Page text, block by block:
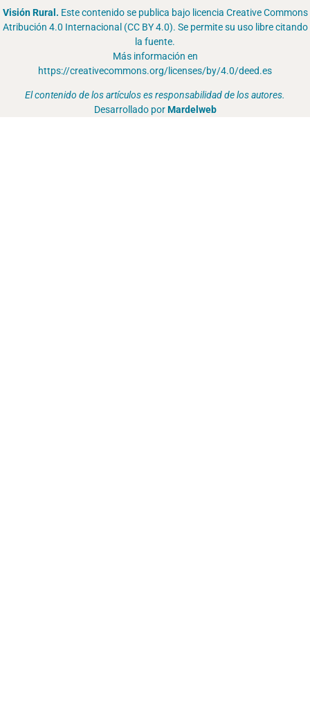
Visión Rural. Este contenido se publica bajo licencia Creative Commons
Atribución 4.0 Internacional (CC BY 4.0). Se permite su uso libre citando
la fuente.
Más información en
https://creativecommons.org/licenses/by/4.0/deed.es
El contenido de los artículos es responsabilidad de los autores.
Desarrollado porMardelweb